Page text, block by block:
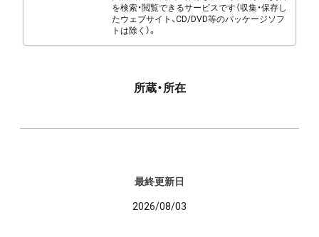
を検索・閲覧できるサービスです（収集・保存し
たウェブサイト、CD/DVD等のパッケージソフ
トは除く）。
所蔵・所在
最終更新日
2026/08/03